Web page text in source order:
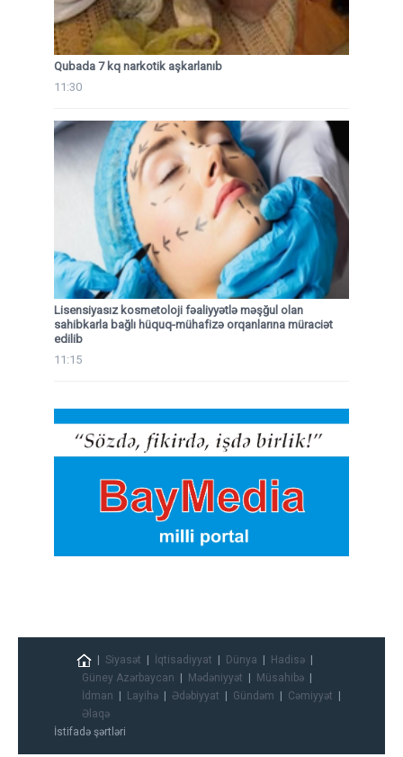
Qubada 7 kq narkotik aşkarlanıb
11:30
Lisensiyasız kosmetoloji fəaliyyətlə məşğul olan
sahibkarla bağlı hüquq-mühafizə orqanlarına müraciət
edilib
11:15
Siyasət İqtisadiyyat Dünya
Hadisə
Güney Azərbaycan
Mədəniyyət
Müsahibə
İdman
Layihə Ədəbiyyat Gündəm
Cəmiyyət
Əlaqə
İstifadə şərtləri